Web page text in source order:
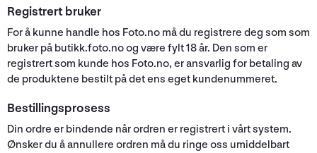
Registrert bruker
For å kunne handle hos Foto.no må du registrere deg som som
bruker på butikk.foto.no og være fylt 18 år. Den som er
registrert som kunde hos Foto.no, er ansvarlig for betaling av
de produktene bestilt på det ens eget kundenummeret.
Bestillingsprosess
Din ordre er bindende når ordren er registrert i vårt system.
Ønsker du å annullere ordren må du ringe oss umiddelbart